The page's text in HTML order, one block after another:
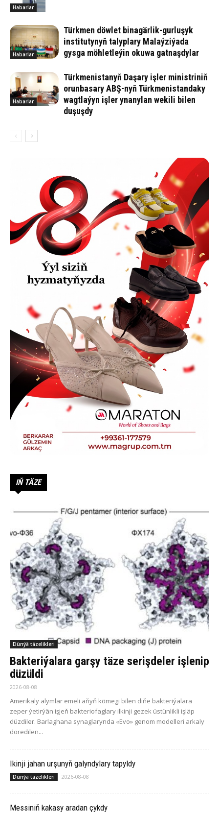
Habarlar
Habarlar
Türkmen döwlet binagärlik-gurluşyk
institutynyň talyplary Malaýziýada
gysga möhletleýin okuwa gatnaşdylar
Habarlar
Türkmenistanyň Daşary işler ministriniň
orunbasary ABŞ-nyň Türkmenistandaky
wagtlaýyn işler ynanylan wekili bilen
duşuşdy
IŇ TÄZE
Dünýä täzelikleri
Bakteriýalara garşy täze serişdeler işlenip
düzüldi
2026-08-08
Amerikaly alymlar emeli aňyň kömegi bilen diňe bakteriýalara
zeper ýetirýän işjeň bakteriofaglary ilkinji gezek üstünlikli işläp
düzdiler. Barlaghana synaglarynda «Evo» genom modelleri arkaly
döredilen...
Ikinji jahan urşunyň galyndylary tapyldy
Dünýä täzelikleri 2026-08-08
Messiniň kakasy aradan çykdy